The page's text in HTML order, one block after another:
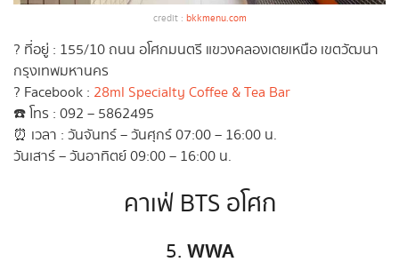
credit : bkkmenu.com
? ที่อยู่ : 155/10 ถนน อโศกมนตรี แขวงคลองเตยเหนือ เขตวัฒนา
กรุงเทพมหานคร
? Facebook : 28ml Specialty Coffee & Tea Bar
☎️ โทร : 092 – 5862495
⏰ เวลา : วันจันทร์ – วันศุกร์ 07:00 – 16:00 น.
วันเสาร์ – วันอาทิตย์ 09:00 – 16:00 น.
คาเฟ่ BTS อโศก
5. WWA